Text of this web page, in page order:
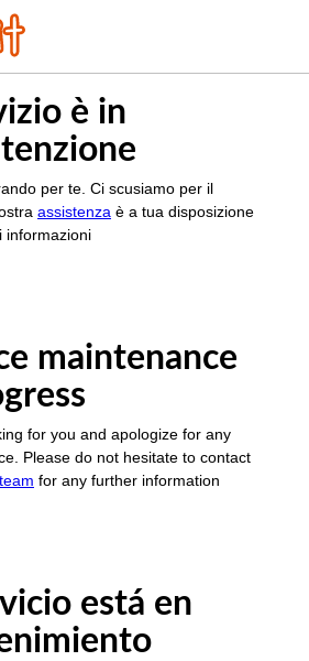
è in
per te. Ci scusiamo per il
assistenza è a tua disposizione
informazioni
maintenance
for you and apologize for any
Please do not hesitate to contact
for any further information
está en